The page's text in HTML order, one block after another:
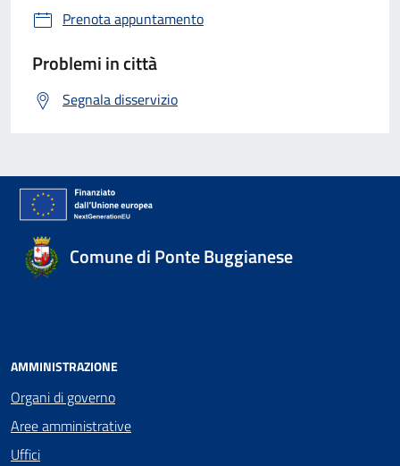
Prenota appuntamento
Problemi in città
Segnala disservizio
Comune di Ponte Buggianese
AMMINISTRAZIONE
Organi di governo
Aree amministrative
Uffici